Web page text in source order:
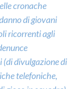
cronache
di giovani
ricorrenti agli
(di divulgazione di
telefoniche,